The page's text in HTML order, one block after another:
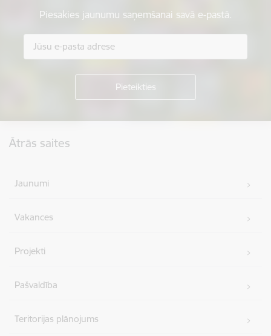
Piesakies jaunumu saņemšanai savā e-pastā.
Ātrās saites
Jaunumi
Vakances
Projekti
Pašvaldība
Teritorijas plānojums